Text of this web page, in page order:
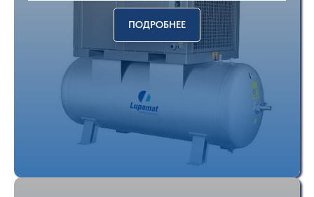
ПОДРОБНЕЕ